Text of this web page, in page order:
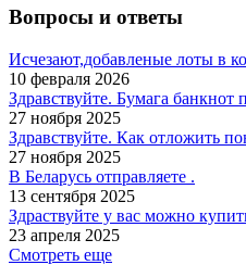
Вопросы и ответы
Исчезают,добавленые лоты в
10 февраля 2026
Здравствуйте. Бумага банкнот
27 ноября 2025
Здравствуйте. Как отложить
27 ноября 2025
В Беларусь отправляете .
13 сентября 2025
Здраствуйте у вас можно
23 апреля 2025
Смотреть еще